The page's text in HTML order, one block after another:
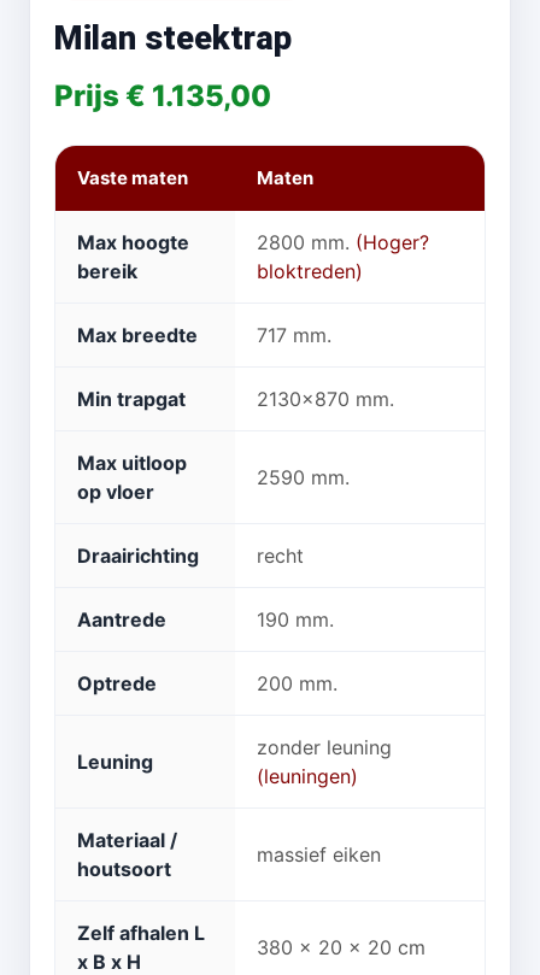
Milan steektrap
Prijs € 1.135,00
Vaste maten Maten
Max hoogte
bereik
2800 mm. (Hoger?
bloktreden)
Max breedte 717 mm.
Min trapgat 2130x870 mm.
Max uitloop
op vloer
2590 mm.
Draairichting recht
Aantrede 190 mm.
Optrede 200 mm.
Leuning
zonder leuning
(leuningen)
Materiaal /
houtsoort
massief eiken
Zelf afhalen L
x B x H
380 x 20 x 20 cm